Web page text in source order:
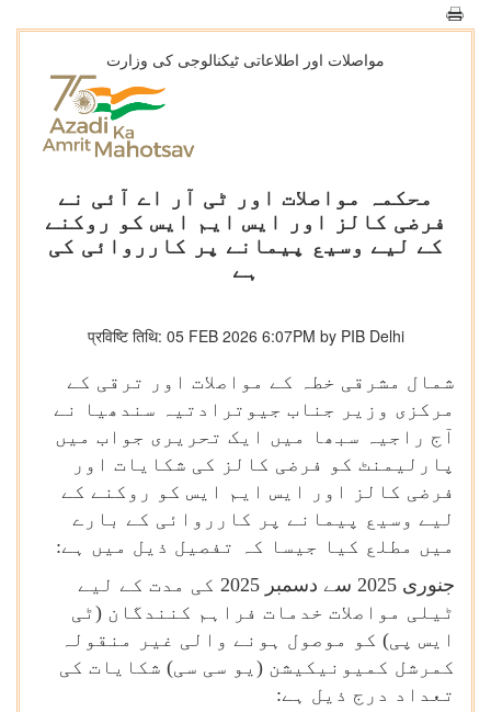
مواصلات اور اطلاعاتی ٹیکنالوجی کی وزارت
محکمہ مواصلات اور ٹی آر اے آئی نے
فرضی کالز اور ایس ایم ایس کو روکنے
کے لیے وسیع پیمانے پر کارروائی کی
ہے
प्रविष्टि तिथि: 05 FEB 2026 6:07PM by PIB Delhi
شمال مشرقی خطہ کے مواصلات اور ترقی کے
مرکزی وزیر جناب جیوترادتیہ سندھیا نے
آج راجیہ سبھا میں ایک تحریری جواب میں
پارلیمنٹ کو فرضی کالز کی شکایات اور
فرضی کالز اور ایس ایم ایس کو روکنے کے
لیے وسیع پیمانے پر کارروائی کے بارے
میں مطلع کیا جیسا کہ تفصیل ذیل میں ہے:
جنوری 2025 سے دسمبر 2025 کی مدت کے لیے
ٹیلی مواصلات خدمات فراہم کنندگان (ٹی
ایس پی) کو موصول ہونے والی غیر منقولہ
کمرشل کمیونیکیشن (یو سی سی) شکایات کی
تعداد درج ذیل ہے: